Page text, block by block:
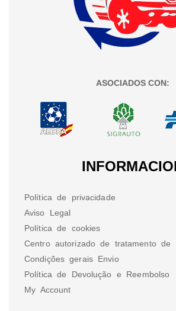
ASOCIADOS CON:
Política de privacidade
Aviso Legal
Política de cookies
Centro autorizado de tratamento de
Condições gerais Envio
Política de Devolução e Reembolso
My Account